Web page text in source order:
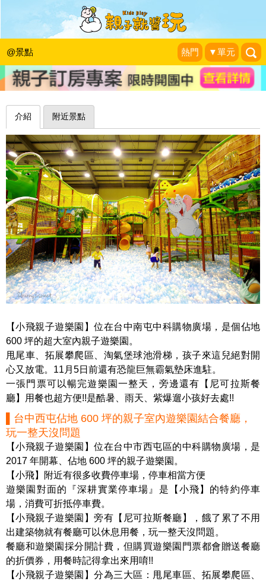
@景點 熱門 ▼單元
直的、彎的、波浪的，各式溜滑梯任君
選擇～台中小飛親子遊樂園
兔兒毛毛姊妹花|2017-10-10
介紹 附近景點
【小飛親子遊樂園】位在台中南屯中科購物廣場，是個佔地
600 坪的超大室內親子遊樂園。
甩尾車、拓展攀爬區、淘氣堡球池滑梯，孩子來這兒絕對開
心又放電。11月5日前還有恐龍巨無霸氣墊床進駐。
一張門票可以暢完遊樂園一整天，旁邊還有【尼可拉斯餐
廳】用餐也超方便!!是酷暑、雨天、紫爆遛小孩好去處!!
▌台中西屯佔地 600 坪的親子室內遊樂園結合餐廳，
玩一整天沒問題
【小飛親子遊樂園】位在台中市西屯區的中科購物廣場，是
2017 年開幕、佔地 600 坪的親子遊樂園。
【小飛】附近有很多收費停車場，停車相當方便
遊樂園對面的『深耕實業停車場』是【小飛】的特約停車
場，消費可折抵停車費。
【小飛親子遊樂園】旁有【尼可拉斯餐廳】，餓了累了不用
出建築物就有餐廳可以休息用餐，玩一整天沒問題。
餐廳和遊樂園採分開計費，但購買遊樂園門票都會贈送餐廳
的折價券，用餐時記得拿出來用唷!!
【小飛親子遊樂園】分為三大區：甩尾車區、拓展攀爬區、